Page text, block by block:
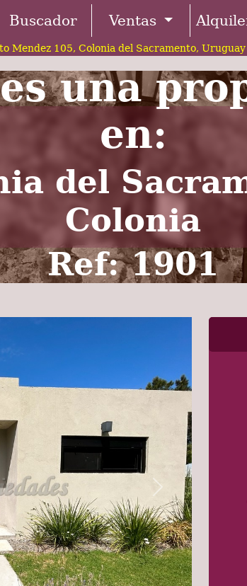
Buscador Ventas
Mendez 105, Colonia del Sacramento, Uruguay
una
en:
del
Colonia
Ref: 1901